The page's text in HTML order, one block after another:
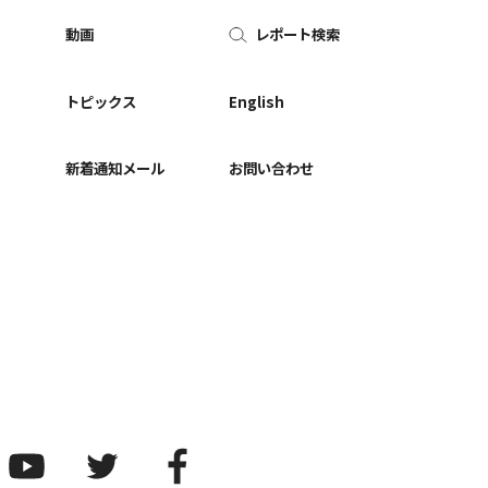
動画
トピックス
新着通知メール
レポート検索
English
お問い合わせ